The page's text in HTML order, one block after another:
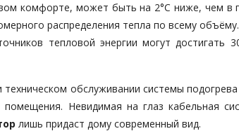
комфорте, может быть на 2°С ниже, чем в
распределения тепла по всему объёму.
тепловой энергии могут достигать
обслуживании системы
Невидимая на глаз кабельная
лишь придаст дому современный вид.